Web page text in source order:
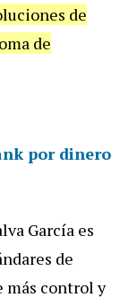
de
de
por dinero
García es
ndares de
más control y